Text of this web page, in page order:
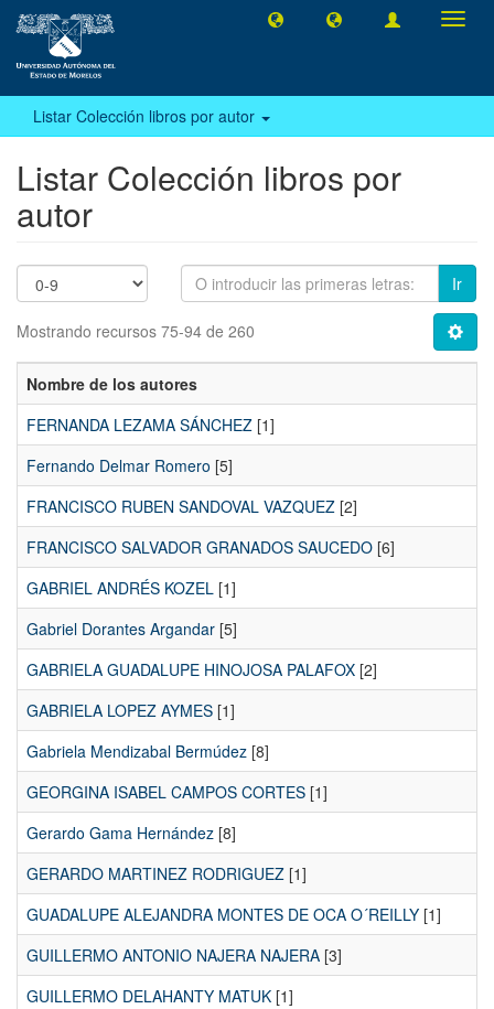
Listar Colección libros por autor
Listar Colección libros por
autor
Ir
Mostrando recursos 75-94 de 260
Nombre de los autores
FERNANDA LEZAMA SÁNCHEZ [1]
Fernando Delmar Romero [5]
FRANCISCO RUBEN SANDOVAL VAZQUEZ [2]
FRANCISCO SALVADOR GRANADOS SAUCEDO [6]
GABRIEL ANDRÉS KOZEL [1]
Gabriel Dorantes Argandar [5]
GABRIELA GUADALUPE HINOJOSA PALAFOX [2]
GABRIELA LOPEZ AYMES [1]
Gabriela Mendizabal Bermúdez [8]
GEORGINA ISABEL CAMPOS CORTES [1]
Gerardo Gama Hernández [8]
GERARDO MARTINEZ RODRIGUEZ [1]
GUADALUPE ALEJANDRA MONTES DE OCA O´REILLY [1]
GUILLERMO ANTONIO NAJERA NAJERA [3]
GUILLERMO DELAHANTY MATUK [1]